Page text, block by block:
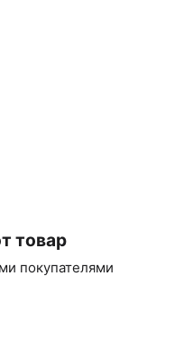
товар
покупателями